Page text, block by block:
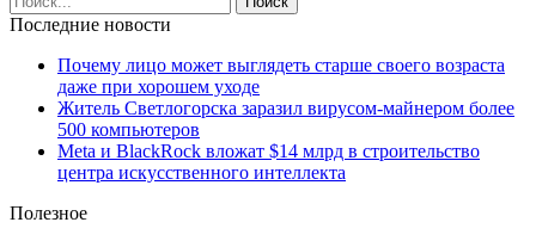
Последние новости
Почему лицо может выглядеть старше своего возраста
даже при хорошем уходе
Житель Светлогорска заразил вирусом-майнером более
500 компьютеров
Meta и BlackRock вложат $14 млрд в строительство
центра искусственного интеллекта
Полезное